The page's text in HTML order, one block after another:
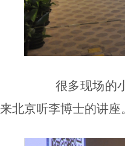
很多现场的
来北京听李博士的讲座